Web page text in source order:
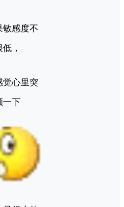
敏感度不
，
觉心里突
一下